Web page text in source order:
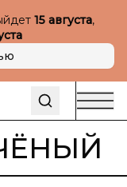
15 августа,